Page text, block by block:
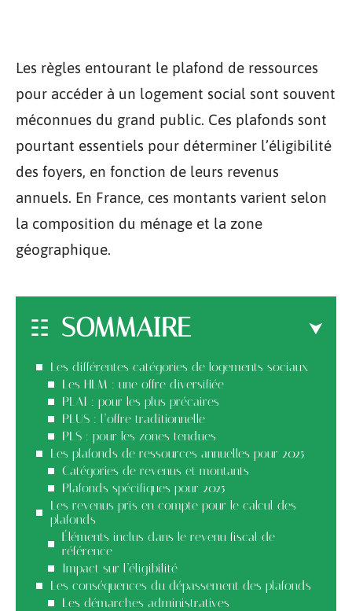
Les règles entourant le plafond de ressources
pour accéder à un logement social sont souvent
méconnues du grand public. Ces plafonds sont
pourtant essentiels pour déterminer l’éligibilité
des foyers, en fonction de leurs revenus
annuels. En France, ces montants varient selon
la composition du ménage et la zone
géographique.
SOMMAIRE
Les différentes catégories de logements sociaux
Les HLM : une offre diversifiée
PLAI : pour les plus précaires
PLUS : l’offre traditionnelle
PLS : pour les zones tendues
Les plafonds de ressources annuelles pour 2025
Catégories de revenus et montants
Plafonds spécifiques pour 2025
Les revenus pris en compte pour le calcul des
plafonds
Éléments inclus dans le revenu fiscal de
référence
Impact sur l’éligibilité
Les conséquences du dépassement des plafonds
Les démarches administratives